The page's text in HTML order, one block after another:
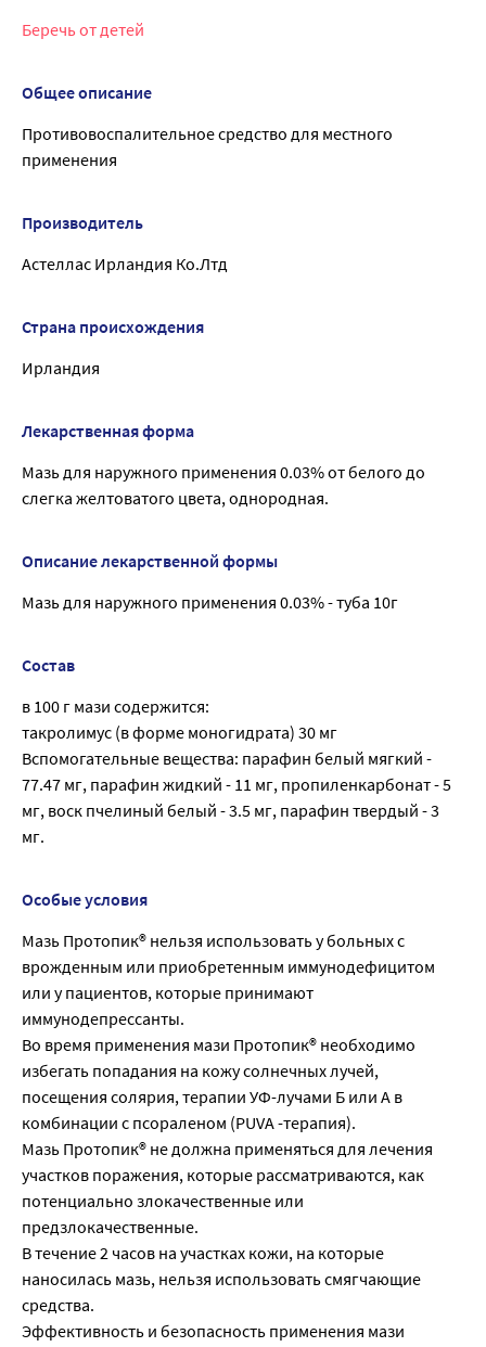
Беречь от детей
Общее описание
Противовоспалительное средство для местного
применения
Производитель
Астеллас Ирландия Ко.Лтд
Страна происхождения
Ирландия
Лекарственная форма
Мазь для наружного применения 0.03% от белого до
слегка желтоватого цвета, однородная.
Описание лекарственной формы
Мазь для наружного применения 0.03% - туба 10г
Состав
в 100 г мази содержится:
такролимус (в форме моногидрата) 30 мг
Вспомогательные вещества: парафин белый мягкий -
77.47 мг, парафин жидкий - 11 мг, пропиленкарбонат - 5
мг, воск пчелиный белый - 3.5 мг, парафин твердый - 3
мг.
Особые условия
Мазь Протопик® нельзя использовать у больных с
врожденным или приобретенным иммунодефицитом
или у пациентов, которые принимают
иммунодепрессанты.
Во время применения мази Протопик® необходимо
избегать попадания на кожу солнечных лучей,
посещения солярия, терапии УФ-лучами Б или А в
комбинации с псораленом (PUVA -терапия).
Мазь Протопик® не должна применяться для лечения
участков поражения, которые рассматриваются, как
потенциально злокачественные или
предзлокачественные.
В течение 2 часов на участках кожи, на которые
наносилась мазь, нельзя использовать смягчающие
средства.
Эффективность и безопасность применения мази